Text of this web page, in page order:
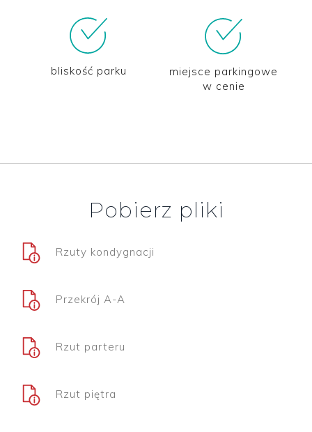
bliskość parku
miejsce parkingowe
w cenie
Pobierz pliki
Rzuty kondygnacji
Przekrój A-A
Rzut parteru
Rzut piętra